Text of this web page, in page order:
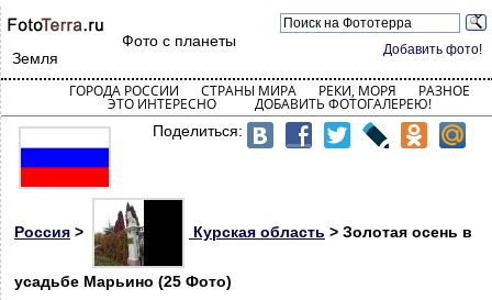
Добавить фото!
Фото с планеты
Земля
ГОРОДА РОССИИ СТРАНЫ МИРА РЕКИ, МОРЯ РАЗНОЕ
ЭТО ИНТЕРЕСНО ДОБАВИТЬ ФОТОГАЛЕРЕЮ!
Поделиться:
Россия > Курская область > Золотая осень в
усадьбе Марьино (25 Фото)